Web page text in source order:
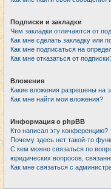
Подписки и закладки
Чем закладки отличаются от
Как мне сделать закладку или
Как мне подписаться на
Как мне отказаться от
Вложения
Какие вложения разрешены на
Как мне найти мои вложения?
Информация о phpBB
Кто написал эту конференцию?
Почему здесь нет такой-то
С кем можно связаться по
юридических вопросов,
Как мне связаться с